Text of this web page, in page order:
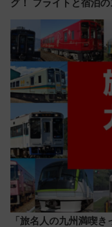
グ！ フライトと宿泊
上級会員資格を効率よ
る方法を解説
「旅名人の九州満喫